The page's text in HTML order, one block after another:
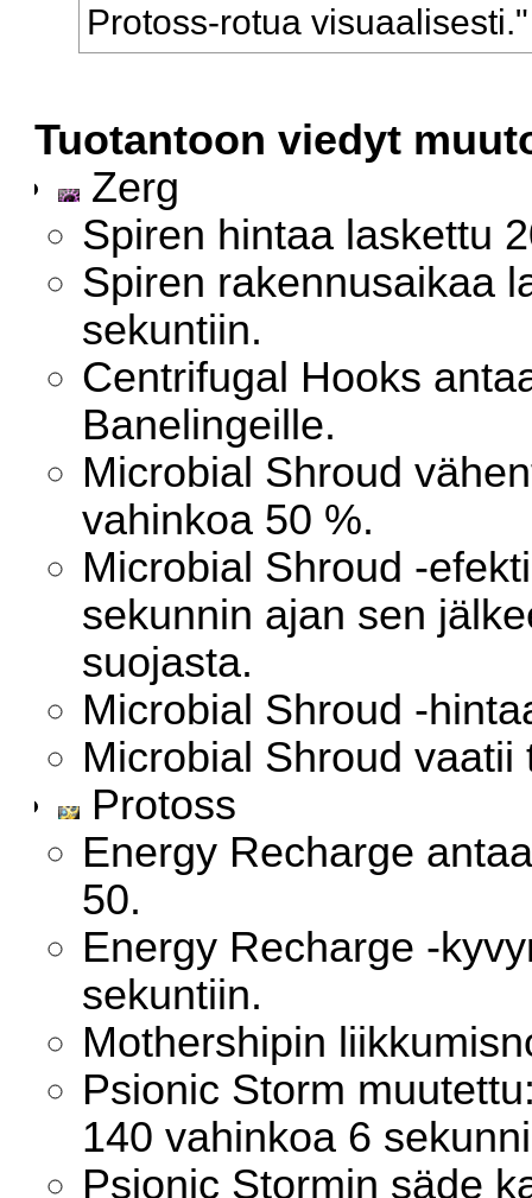
Protoss-rotua visuaalisesti."
Tuotantoon viedyt
Zerg
Spiren hintaa laskettu
Spiren rakennusaikaa
sekuntiin.
Centrifugal Hooks
Banelingeille.
Microbial Shroud
vahinkoa 50 %.
Microbial Shroud -
sekunnin ajan sen
suojasta.
Microbial Shroud -
Microbial Shroud
Protoss
Energy Recharge
50.
Energy Recharge -
sekuntiin.
Mothershipin
Psionic Storm
140 vahinkoa 6
Psionic Stormin säde